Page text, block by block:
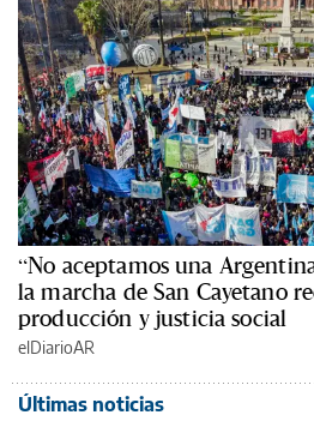
“No aceptamos una
la marcha de San Cayetano
producción y justicia social
elDiarioAR
Últimas noticias